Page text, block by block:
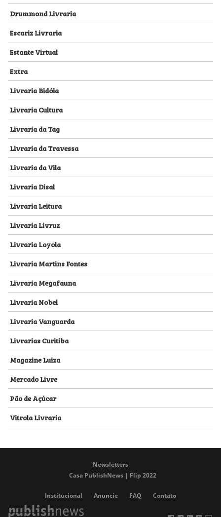
Drummond Livraria
Escariz Livraria
Estante Virtual
Extra
Livraria Bidóia
Livraria Cultura
Livraria da Tag
Livraria da Travessa
Livraria da Vila
Livraria Disal
Livraria Leitura
Livraria Livruz
Livraria Loyola
Livraria Martins Fontes
Livraria Megafauna
Livraria Nobel
Livraria Vanguarda
Livrarias Curitiba
Magazine Luiza
Mercado Livre
Pão de Açúcar
Vitrola Livraria
Newsletters
Casa PublishNews | Flip 2022
Institucional Anuncie FAQ Contato